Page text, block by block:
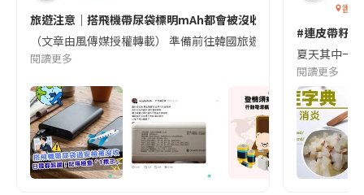
旅遊注意｜搭飛機帶尿袋標明mAh都會被沒收😱出發前切記檢查
（文章由風傳媒授權轉載） 準備前往韓國旅遊的民眾，近期要
閱讀更多
香港
#連皮帶籽
夏天其中一
閱讀更多